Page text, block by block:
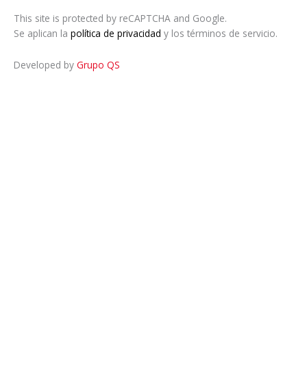
This site is protected by reCAPTCHA and Google.
Se aplican la política de privacidad y los términos de servicio.
Developed by Grupo QS